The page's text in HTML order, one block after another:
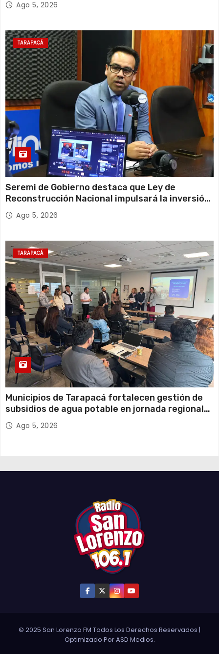
Ago 5, 2026
TARAPACÁ
Seremi de Gobierno destaca que Ley de
Reconstrucción Nacional impulsará la inversión
y el empleo en Tarapacá
Ago 5, 2026
TARAPACÁ
Municipios de Tarapacá fortalecen gestión de
subsidios de agua potable en jornada regional
organizada por Aguas del Altiplano y ANDESS
Ago 5, 2026
© 2025 San Lorenzo FM Todos Los Derechos Reservados |
Optimizado PorASD Medios.